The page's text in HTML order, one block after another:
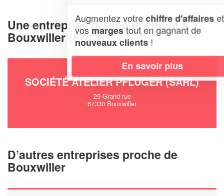
Une entreprise deameublement à
Bouxwiller (67330)
SOCIÉTÉ ATELIER PFLUGER (SARL)
29 Grand-rue
67330 Bouxwiller
D’autres entreprises proche de
Bouxwiller
Augmentez votrechiffre d'affaireset
vosmargestout en gagnant de
nouveaux clients!
En savoir plus